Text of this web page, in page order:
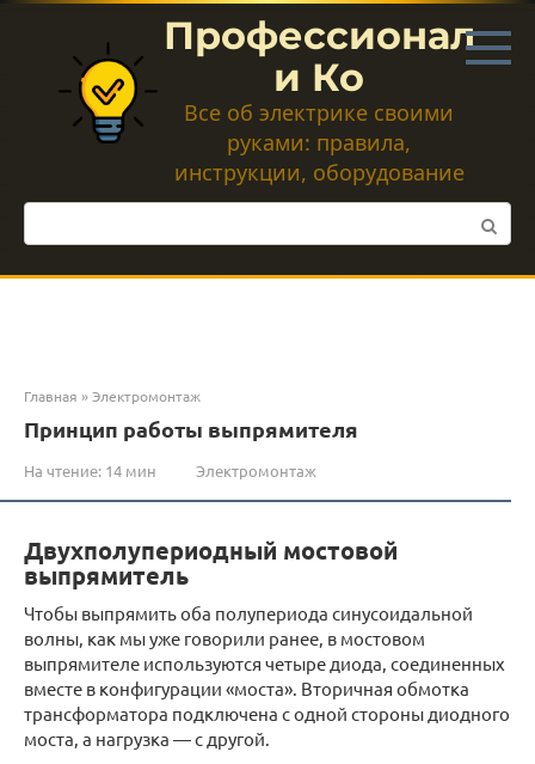
Перейти
контенту
Профессионал
и Ко
Все об электрике своими
руками: правила,
инструкции, оборудование
Поиск:
Главная »Электромонтаж
Принцип работы выпрямителя
На чтение: 14 мин Электромонтаж
Двухполупериодный мостовой
выпрямитель
Чтобы выпрямить оба полупериода синусоидальной
волны, как мы уже говорили ранее, в мостовом
выпрямителе используются четыре диода, соединенных
вместе в конфигурации «моста». Вторичная обмотка
трансформатора подключена с одной стороны диодного
моста, а нагрузка — с другой.